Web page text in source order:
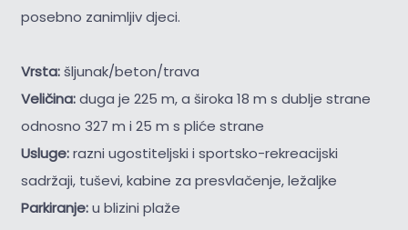
posebno zanimljiv djeci.
Vrsta:šljunak/beton/trava
Veličina:duga je 225 m, a široka 18 m s dublje strane
odnosno 327 m i 25 m s pliće strane
Usluge:razni ugostiteljski i sportsko-rekreacijski
sadržaji, tuševi, kabine za presvlačenje, ležaljke
Parkiranje:u blizini plaže